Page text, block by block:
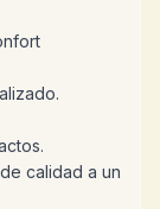
calidad a un